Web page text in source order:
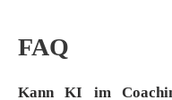
FAQ
Kann KI im